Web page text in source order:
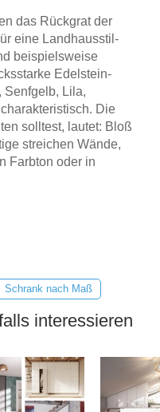
das Rückgrat der
eine Landhausstil-
beispielsweise
Edelstein-
Senfgelb, Lila,
Die
solltest, lautet: Bloß
streichen Wände,
Farbton oder in
Schrank nach Maß
interessieren